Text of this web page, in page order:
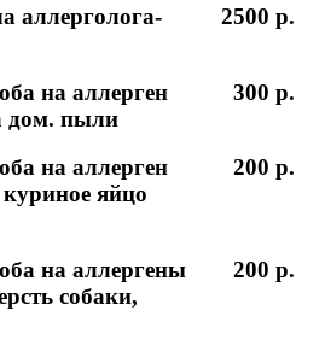
аллерголога-
2500 p.
на аллерген
дом. пыли
300 p.
на аллерген
яйцо
200 p.
на аллергены
собаки,
200 p.